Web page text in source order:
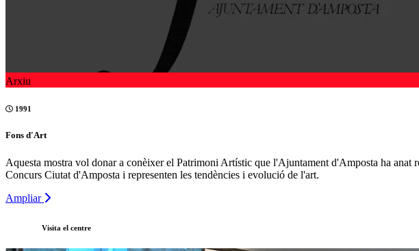
Arxiu
1991
Fons d'Art
Aquesta mostra vol donar a conèixer el Patrimoni Artístic que l'Ajuntament d'Amposta ha
Concurs Ciutat d'Amposta i representen les tendències i evolució de l'art.
Ampliar
Visita el centre